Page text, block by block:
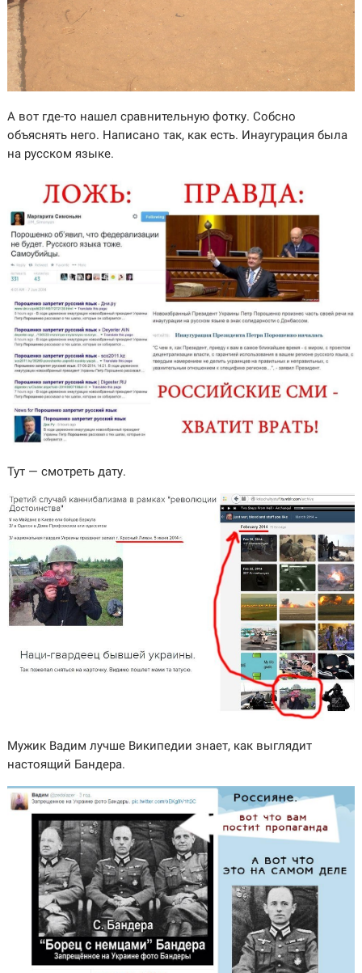
А вот где-то нашел сравнительную фотку. Собсно
объяснять него. Написано так, как есть. Инаугурация была
на русском языке.
Тут — смотреть дату.
Мужик Вадим лучше Википедии знает, как выглядит
настоящий Бандера.